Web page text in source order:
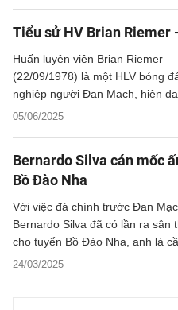
Tiểu sử HV Brian Riemer
05/06/2025
Huấn luyện viên Brian Riemer
(22/09/1978) là một HLV bóng
nghiệp người Đan Mạch, hiện
dắt đội tuyển quốc gia Đan Mạch.
Bernardo Silva cán mốc
Bồ Đào Nha
24/03/2025
Với việc đá chính trước Đan
Bernardo Silva đã có lần ra sân
cho tuyển Bồ Đào Nha, anh là
thứ 8 của Seleccao có được